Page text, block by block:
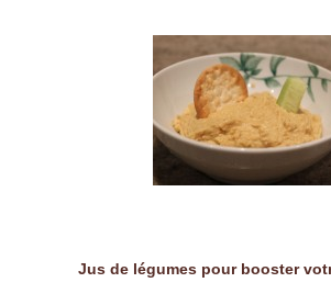
Jus de légumes pour booster